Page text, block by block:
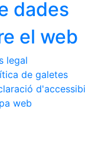
dades
el web
legal
de galetes
web